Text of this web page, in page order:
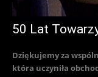
50 Lat
Dziękujemy za
która uczyniła